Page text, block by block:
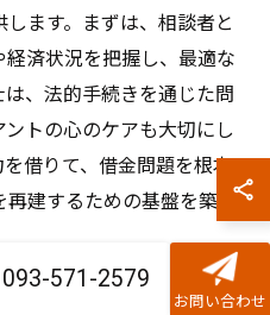
ます。まずは、相談者と
済状況を把握し、最適な
、法的手続きを通じた問
トの心のケアも大切にし
借りて、借金問題を根本
建するための基盤を築く
093-571-2579
お問い合わせ